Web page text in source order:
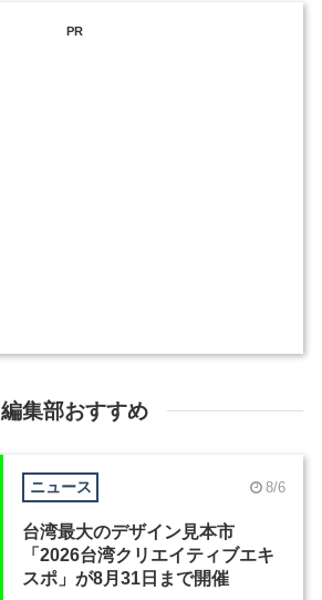
PR
編集部おすすめ
ニュース 8/6
台湾最大のデザイン見本市
「2026台湾クリエイティブエキ
スポ」が8月31日まで開催